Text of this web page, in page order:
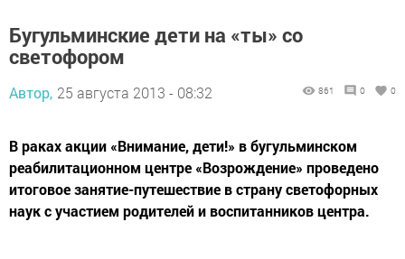
Бугульминские дети на «ты» со
светофором
Автор, 25 августа 2013 - 08:32 861 0 0
В раках акции «Внимание, дети!» в бугульминском
реабилитационном центре «Возрождение» проведено
итоговое занятие-путешествие в страну светофорных
наук с участием родителей и воспитанников центра.